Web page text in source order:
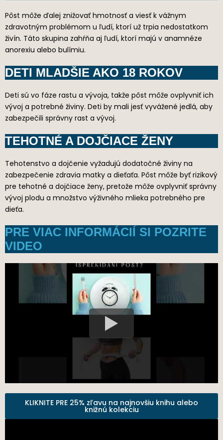
Pôst môže ďalej znižovať hmotnosť a viesť k vážnym
zdravotným problémom u ľudí, ktorí už trpia nedostatkom
živín. Táto skupina zahŕňa aj ľudí, ktorí majú v anamnéze
anorexiu alebo bulímiu.
DETI MLADŠIE AKO 18 ROKOV
Deti sú vo fáze rastu a vývoja, takže pôst môže ovplyvniť ich
vývoj a potrebné živiny. Deti by mali jesť vyvážené jedlá, aby
zabezpečili správny rast a vývoj.
TEHOTNÉ A DOJČIACE ŽENY
Tehotenstvo a dojčenie vyžadujú dodatočné živiny na
zabezpečenie zdravia matky a dieťaťa. Pôst môže byť rizikový
pre tehotné a dojčiace ženy, pretože môže ovplyvniť správny
vývoj plodu a množstvo výživného mlieka potrebného pre
dieťa.
PRE VIAC INFORMÁCIÍ SI POZRITE
VIDEO
KLIKNITE PRE 25% zľavu na najnovšiu knihu alebo
knižnú kolekciu